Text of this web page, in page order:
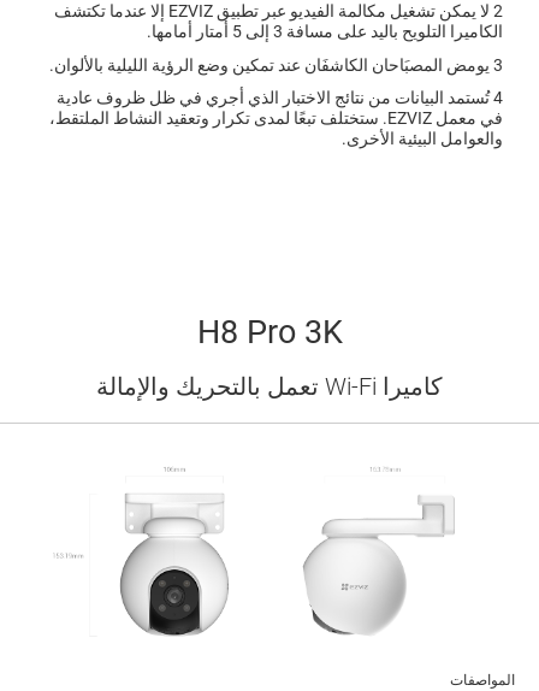
2 لا يمكن تشغيل مكالمة الفيديو عبر تطبيق EZVIZ إلا عندما تكتشف
الكاميرا التلويح باليد على مسافة 3 إلى 5 أمتار أمامها.
3 يومض المصبَاحان الكاشفَان عند تمكين وضع الرؤية الليلية بالألوان.
4 تُستمد البيانات من نتائج الاختبار الذي أجري في ظل ظروف عادية
في معمل EZVIZ. ستختلف تبعًا لمدى تكرار وتعقيد النشاط الملتقط،
والعوامل البيئية الأخرى.
H8 Pro 3K
كاميرا Wi-Fi تعمل بالتحريك والإمالة
المواصفات